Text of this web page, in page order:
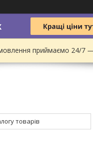
приймаємо 24/7